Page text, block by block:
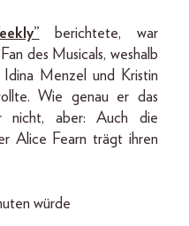
berichtete, war
des Musicals, weshalb
Menzel und Kristin
Wie genau er das
nicht, aber: Auch die
Alice Fearn trägt ihren
würde